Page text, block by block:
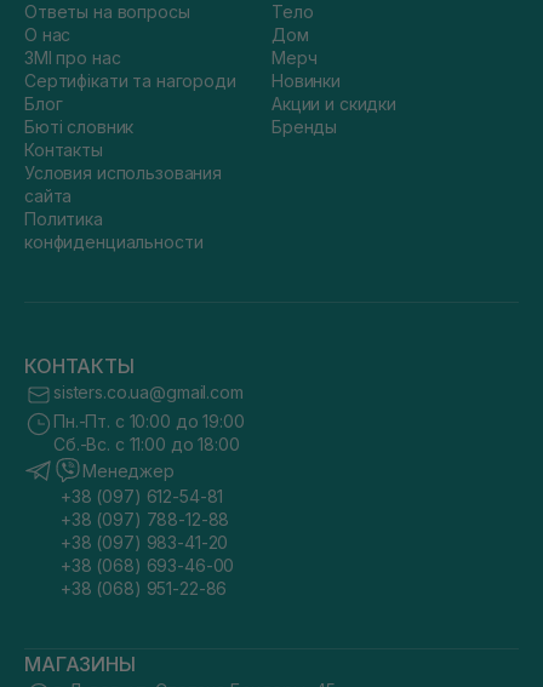
Ответы на вопросы
О нас
ЗМІ про нас
Сертифікати та нагороди
Блог
Бюті словник
Контакты
Условия использования
сайта
Политика
конфиденциальности
Тело
Дом
Мерч
Новинки
Акции и скидки
Бренды
КОНТАКТЫ
sisters.co.ua@gmail.com
Пн.-Пт. с 10:00 до 19:00
Сб.-Вс. с 11:00 до 18:00
Менеджер
+38 (097) 612-54-81
+38 (097) 788-12-88
+38 (097) 983-41-20
+38 (068) 693-46-00
+38 (068) 951-22-86
МАГАЗИНЫ